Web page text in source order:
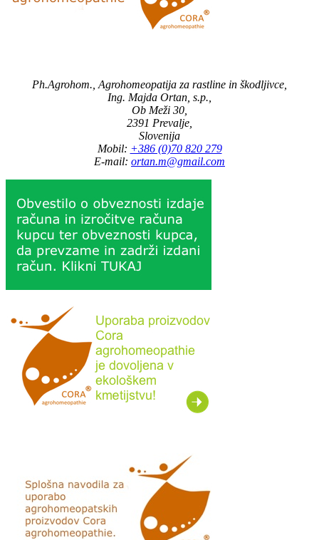
Ph.Agrohom., Agrohomeopatija za rastline in škodljivce,
Ing. Majda Ortan, s.p.,
Ob Meži 30,
2391 Prevalje,
Slovenija
Mobil: +386 (0)70 820 279
E-mail: ortan.m@gmail.com